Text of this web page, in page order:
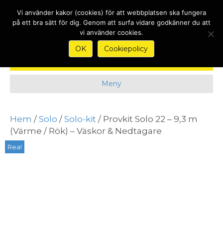
Meny
Hem / Solo / Solo-kit / Provkit Solo 22 – 9,3 m
(Värme / Rök) – Väskor & Nedtagare
Rea!
Vi använder kakor (cookies) för att webbplatsen ska fungera
på ett bra sätt för dig. Genom att surfa vidare godkänner du att
vi använder cookies.
OK Cookiepolicy